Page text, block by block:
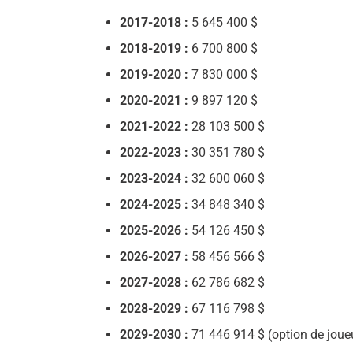
2017-2018 : 5 645 400 $
2018-2019 : 6 700 800 $
2019-2020 : 7 830 000 $
2020-2021 : 9 897 120 $
2021-2022 : 28 103 500 $
2022-2023 : 30 351 780 $
2023-2024 : 32 600 060 $
2024-2025 : 34 848 340 $
2025-2026 : 54 126 450 $
2026-2027 : 58 456 566 $
2027-2028 : 62 786 682 $
2028-2029 : 67 116 798 $
2029-2030 : 71 446 914 $ (option de